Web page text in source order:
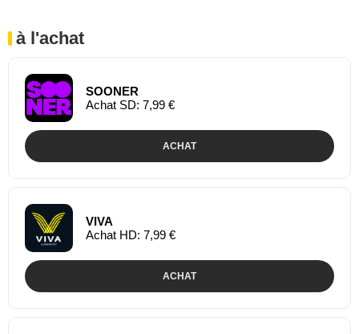
à l'achat
SOONER
Achat SD: 7,99 €
ACHAT
VIVA
Achat HD: 7,99 €
ACHAT